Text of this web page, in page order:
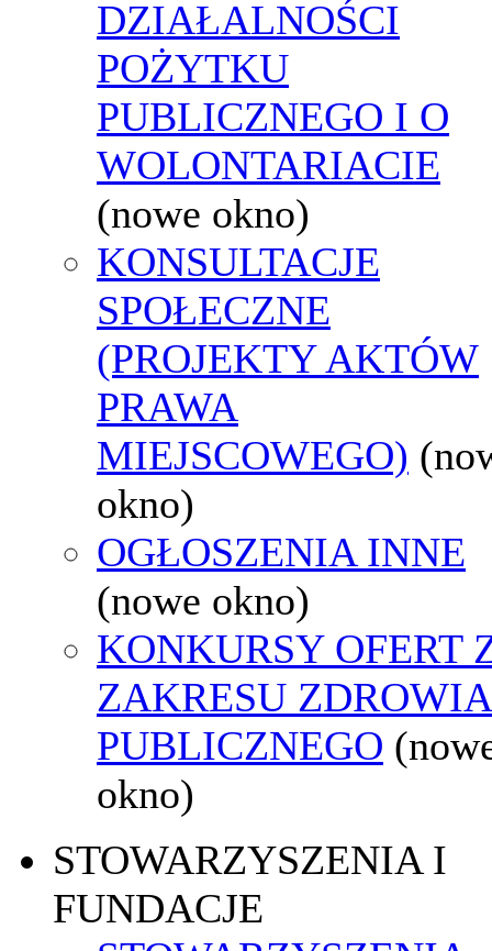
DZIAŁALNOŚCI
POŻYTKU
PUBLICZNEGO I O
WOLONTARIACIE
(nowe okno)
KONSULTACJE
SPOŁECZNE
(PROJEKTY AKTÓW
PRAWA
MIEJSCOWEGO)
okno)
OGŁOSZENIA INNE
(nowe okno)
KONKURSY OFERT
ZAKRESU ZDROWIA
PUBLICZNEGO
okno)
STOWARZYSZENIA I
FUNDACJE